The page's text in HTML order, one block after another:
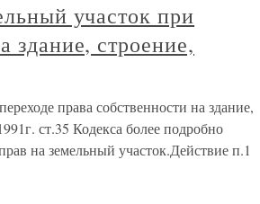
участок при
здание, строение,
права собственности на здание,
ст.35 Кодекса более подробно
на земельный участок.Действие п.1